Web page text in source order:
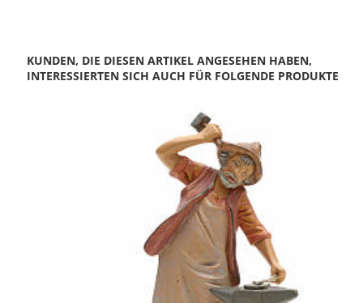
KUNDEN, DIE DIESEN ARTIKEL ANGESEHEN HABEN,
INTERESSIERTEN SICH AUCH FÜR FOLGENDE PRODUKTE